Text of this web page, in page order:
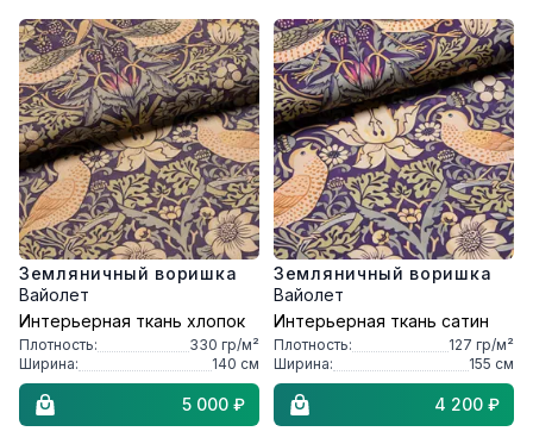
Земляничный воришка
Вайолет
Интерьерная ткань хлопок
Плотность: 330 гр/м²
Ширина:
140 см
5 000 ₽
Земляничный воришка
Вайолет
Интерьерная ткань сатин
Плотность: 127 гр/м²
Ширина:
155 см
4 200 ₽